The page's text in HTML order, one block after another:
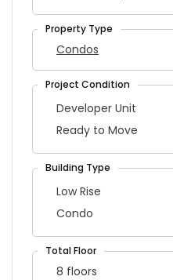
Condos
Developer Unit
Ready to Move
Low Rise
Condo
8 floors